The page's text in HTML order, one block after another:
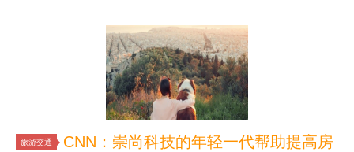
旅游交通
CNN：崇尚科技的年轻一代帮助提高房